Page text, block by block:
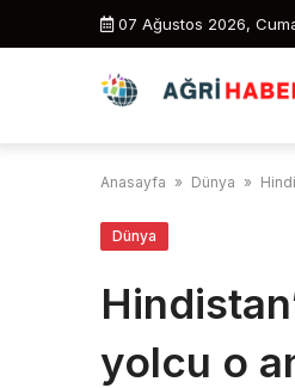
07 Ağustos 2026,
Anasayfa » Dünya »
Dünya
yolcu o